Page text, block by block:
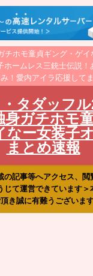
チホモ童貞ギング・ゲイ
ホームレス三銃士伝説！
！愛内アイラ応援してま
タダッフ
身ガチホモ
なー女装子
まとめ速報
の記事等へアクセス、閲
じて運営できています
き誠に有難うございます